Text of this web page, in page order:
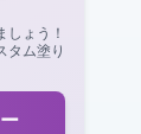
ょう！
タム塗り